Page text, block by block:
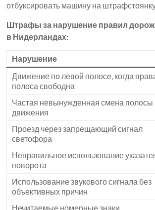
отбуксировать машину на
Штрафы за нарушение правил
в Нидерландах:
Нарушение
Движение по левой полосе, когда
полоса свободна
Частая невынужденная смена полосы
движения
Проезд через запрещающий сигнал
светофора
Неправильное использование
поворота
Использование звукового сигнала без
объективных причин
Нечитаемые номерные знаки